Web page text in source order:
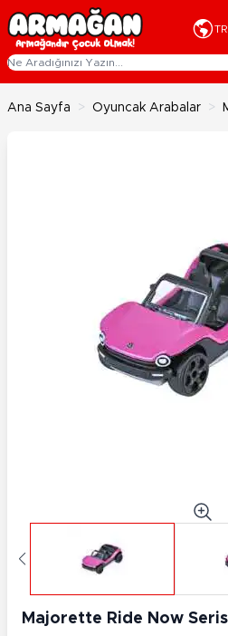
İçeriğe geç
TR
Ana Sayfa > Oyuncak Arabalar >
Majorette Ride Now